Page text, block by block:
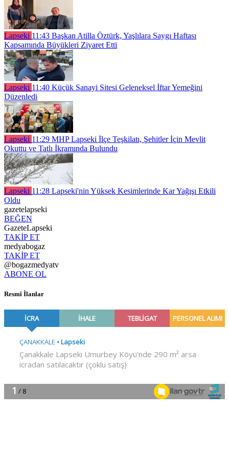
Lapseki 11:43 Başkan Atilla Öztürk, Yaşlılara Saygı Haftası
Kapsamında Büyükleri Ziyaret Etti
Lapseki 11:40 Küçük Sanayi Sitesi Geleneksel İftar Yemeğini
Düzenledi
Lapseki 11:29 MHP Lapseki İlçe Teşkilatı, Şehitler İçin Mevlit
Okuttu ve Tatlı İkramında Bulundu
Lapseki 11:28 Lapseki'nin Yüksek Kesimlerinde Kar Yağışı Etkili
Oldu
gazetelapseki
BEĞEN
GazeteLapseki
TAKİP ET
medyabogaz
TAKİP ET
@bogazmedyatv
ABONE OL
Resmî İlanlar